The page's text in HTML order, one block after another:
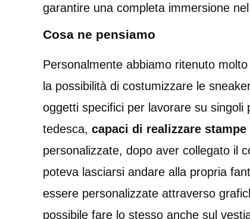
garantire una completa immersione
Cosa ne pensiamo
Personalmente abbiamo ritenuto
la possibilità di costumizzare le
oggetti specifici per lavorare su singoli
tedesca, capaci di realizzare
personalizzate, dopo aver collegato il
poteva lasciarsi andare alla propria
essere personalizzate attraverso
possibile fare lo stesso anche sul